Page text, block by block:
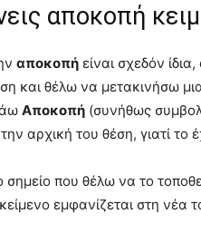
αποκοπή
αποκοπή είναι σχεδόν
και θέλω να μετακινήσω
Αποκοπή (συνήθως
αρχική του θέση, γιατί
σημείο που θέλω να το
εμφανίζεται στη